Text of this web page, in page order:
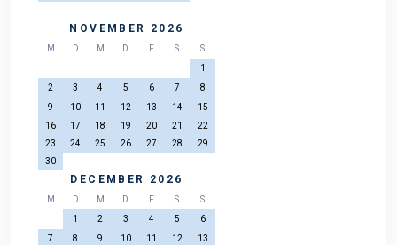
NOVEMBER 2026
M D M D F S
S
1
2
3 4 5 6 7
8
9
10 11 12 13 14
15
16
17 18 19 20 21
22
23
24 25 26 27 28
29
30
DECEMBER 2026
M D M D F S
S
1
2 3 4 5
6
7
8 9 10 11 12
13